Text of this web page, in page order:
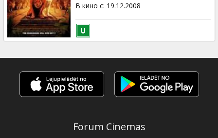
B2B
Клуб
В кино с: 19.12.2008
Forum Cinemas